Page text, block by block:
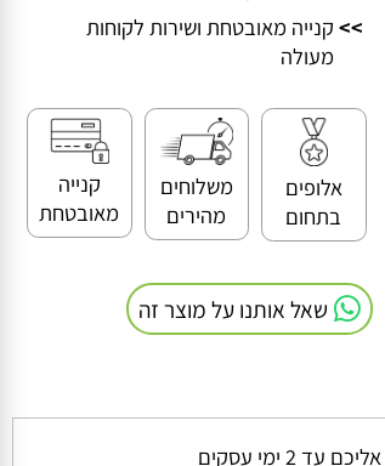
>> אלופים בתחום
קנייה מאובטחת ושירות לקוחות
אלופים
בתחום
משלוחים
מהירים
קנייה
מאובטחת